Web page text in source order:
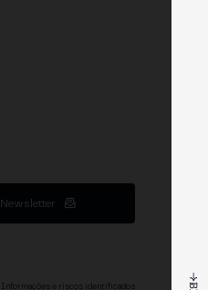
Newsletter
Informações e riscos identificados